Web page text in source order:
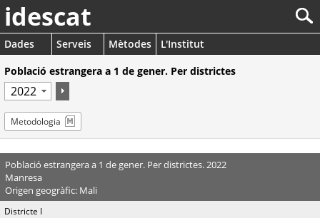
idescat
Dades Serveis Mètodes
L'Institut
Població estrangera a 1 de gener. Per districtes
Metodologia
Població estrangera a 1 de gener. Per districtes. 2022
Manresa
Origen geogràfic: Mali
Districte I